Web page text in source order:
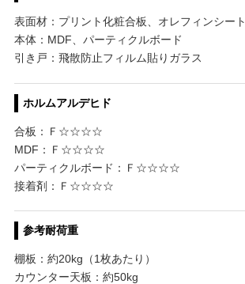
表面材：プリント化粧合板、オレフィンシート
本体：MDF、パーティクルボード
引き戸：飛散防止フィルム貼りガラス
ホルムアルデヒド
合板：Ｆ☆☆☆☆
MDF：Ｆ☆☆☆☆
パーティクルボード：Ｆ☆☆☆☆
接着剤：Ｆ☆☆☆☆
参考耐荷重
棚板：約20kg（1枚あたり）
カウンター天板：約50kg